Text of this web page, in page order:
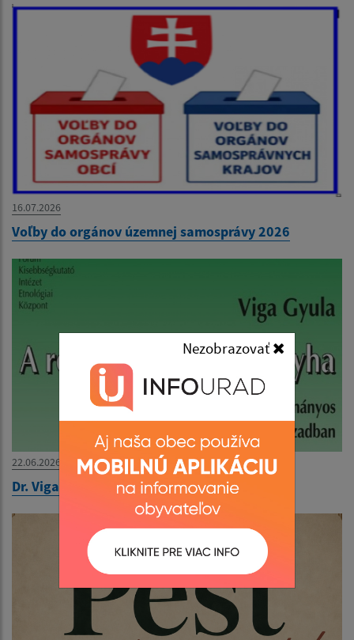
16.07.2026
Voľby do orgánov územnej samosprávy 2026
22.06.2026
Dr. Viga Gyula könyvbemutatója 2026.06.26
Nezobrazovať